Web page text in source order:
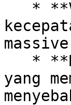
yang